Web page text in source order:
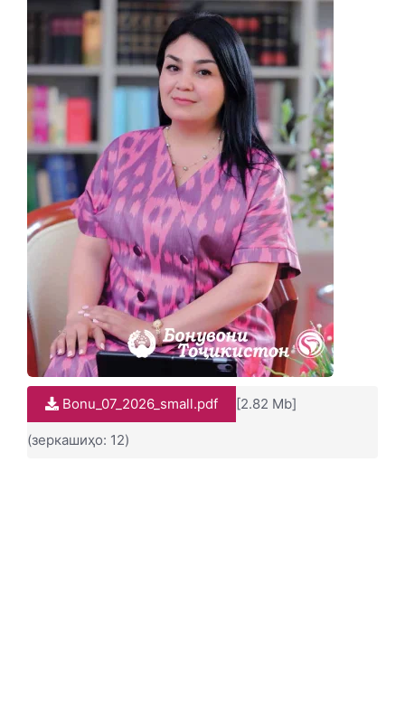
Bonu_07_2026_small.pdf [2.82 Mb]
(зеркашиҳо: 12)